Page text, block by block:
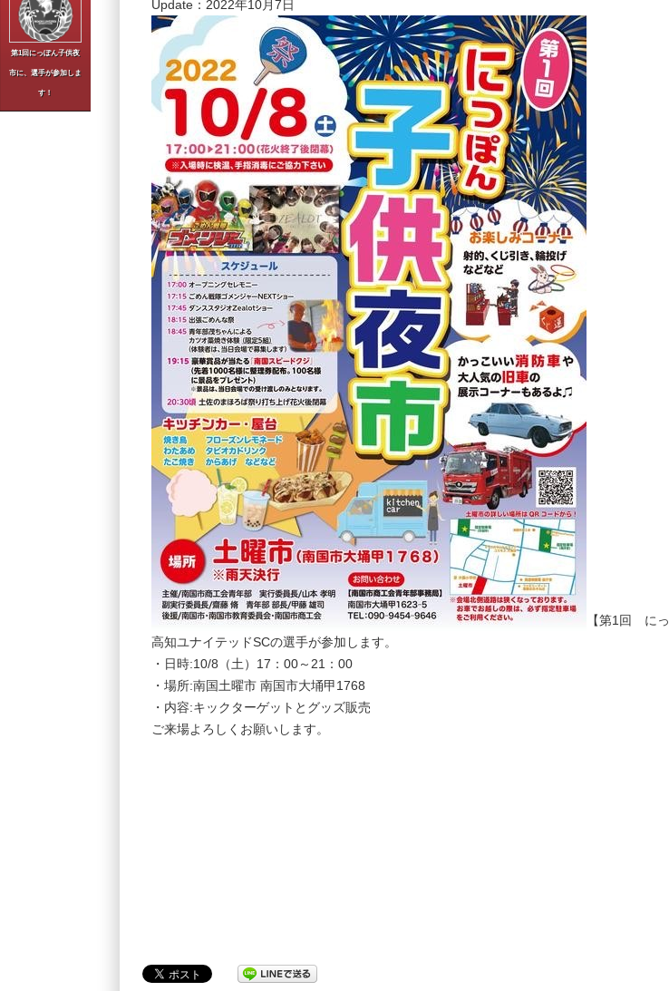
第1回にっぽん子供夜
市に、選手が参加しま
す！
Update：2022年10月7日
【第1回 に
高知ユナイテッドSCの選手が参加します。
・日時:10/8（土）17：00～21：00
・場所:南国土曜市 南国市大埇甲1768
・内容:キックターゲットとグッズ販売
ご来場よろしくお願いします。